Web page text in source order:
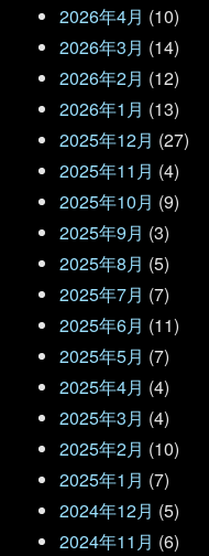
2026年4月 (10)
2026年3月 (14)
2026年2月 (12)
2026年1月 (13)
2025年12月 (27)
2025年11月 (4)
2025年10月 (9)
2025年9月 (3)
2025年8月 (5)
2025年7月 (7)
2025年6月 (11)
2025年5月 (7)
2025年4月 (4)
2025年3月 (4)
2025年2月 (10)
2025年1月 (7)
2024年12月 (5)
2024年11月 (6)